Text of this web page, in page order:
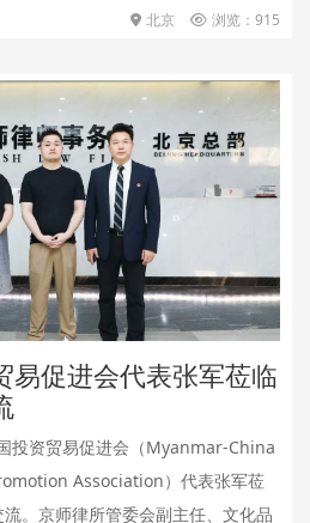
北京 浏览：915
促进会代表张军莅临
投资贸易促进会（Myanmar-China
Association）代表张军莅
。京师律所管委会副主任、文化品